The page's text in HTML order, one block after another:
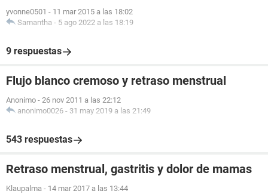
yvonne0501 - 11 mar 2015 a las 18:02
Samantha - 5 ago 2022 a las 18:19
9 respuestas
Flujo blanco cremoso y retraso menstrual
Anonimo - 26 nov 2011 a las 22:12
anonimo0026 - 31 may 2019 a las 21:49
543 respuestas
Retraso menstrual, gastritis y dolor de mamas
Klaupalma - 14 mar 2017 a las 13:44